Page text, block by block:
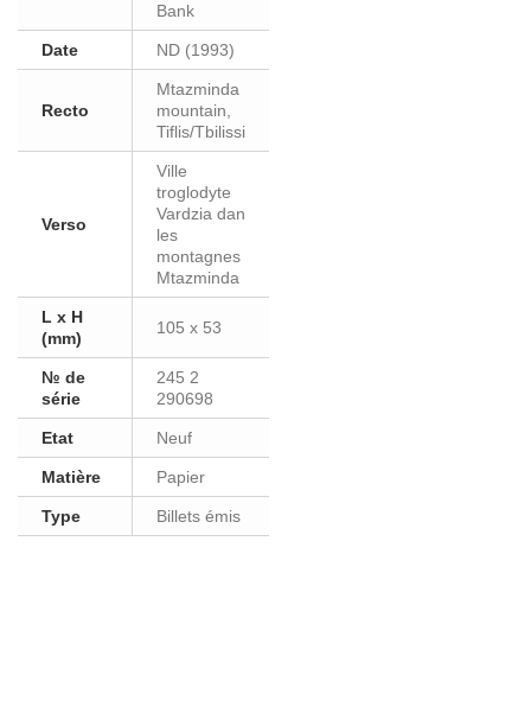
Bank
Date ND (1993)
Recto
Mtazminda
mountain,
Tiflis/Tbilissi
Verso
Ville
troglodyte
Vardzia dan
les
montagnes
Mtazminda
L x H
(mm)
105 x 53
№ de
série
245 2
290698
Etat Neuf
Matière Papier
Type Billets émis